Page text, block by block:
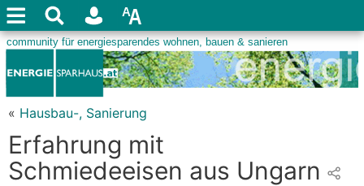
« Hausbau-, Sanierung
Erfahrung mit
Schmiedeeisen aus Ungarn